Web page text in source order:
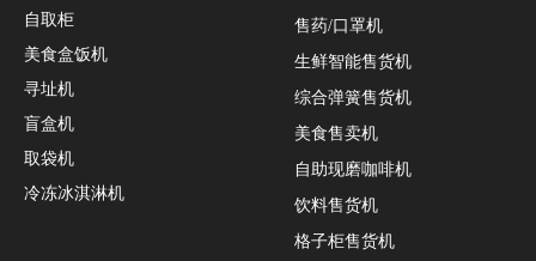
自取柜
美食盒饭机
寻址机
盲盒机
取袋机
冷冻冰淇淋机
售药/口罩机
生鲜智能售货机
综合弹簧售货机
美食售卖机
自助现磨咖啡机
饮料售货机
格子柜售货机